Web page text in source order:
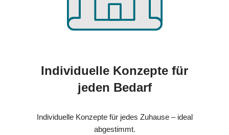
Individuelle Konzepte für
jeden Bedarf
Individuelle Konzepte für jedes Zuhause – ideal
abgestimmt.